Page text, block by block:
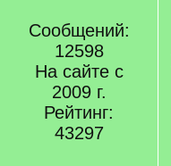
Сообщений:
12598
На сайте с
2009 г.
Рейтинг:
43297